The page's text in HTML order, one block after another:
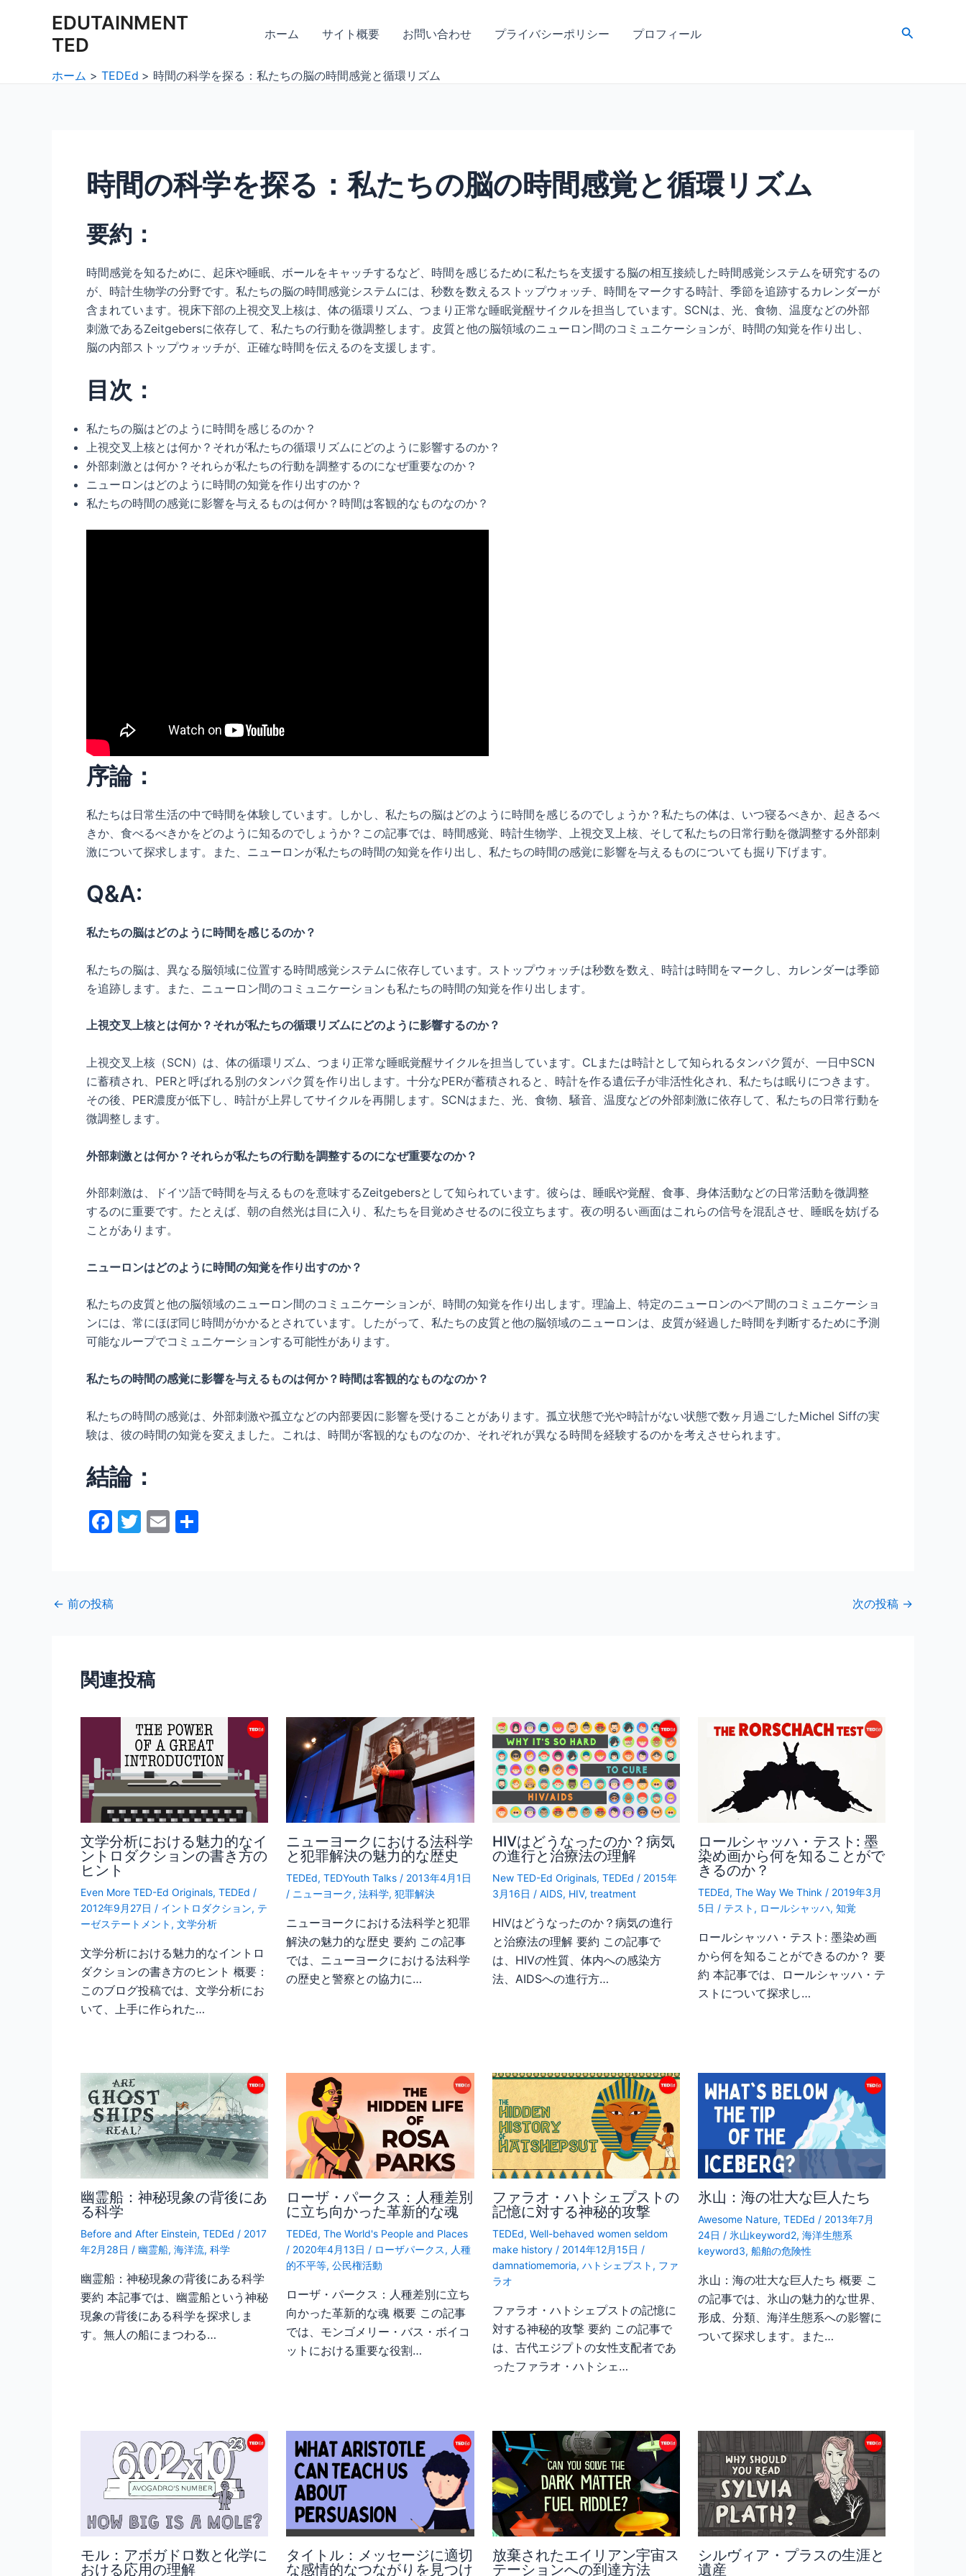
EDUTAINMENT
TED
ホーム サイト概要 お問い合わせ プライバシーポリシー プロフィール
検
ホーム TEDEd 時間の科学を探る：私たちの脳の時間感覚と循環リズム
時間の科学を探る：私たちの脳の時間感覚と循環リズム
要約：
時間感覚を知るために、起床や睡眠、ボールをキャッチするなど、時間を感じるために私たちを支援する脳の相互接続した時間感覚システムを研究するの
が、時計生物学の分野です。私たちの脳の時間感覚システムには、秒数を数えるストップウォッチ、時間をマークする時計、季節を追跡するカレンダーが
含まれています。視床下部の上視交叉上核は、体の循環リズム、つまり正常な睡眠覚醒サイクルを担当しています。SCNは、光、食物、温度などの外部
刺激であるZeitgebersに依存して、私たちの行動を微調整します。皮質と他の脳領域のニューロン間のコミュニケーションが、時間の知覚を作り出し、
脳の内部ストップウォッチが、正確な時間を伝えるのを支援します。
目次：
私たちの脳はどのように時間を感じるのか？
上視交叉上核とは何か？それが私たちの循環リズムにどのように影響するのか？
外部刺激とは何か？それらが私たちの行動を調整するのになぜ重要なのか？
ニューロンはどのように時間の知覚を作り出すのか？
私たちの時間の感覚に影響を与えるものは何か？時間は客観的なものなのか？
序論：
私たちは日常生活の中で時間を体験しています。しかし、私たちの脳はどのように時間を感じるのでしょうか？私たちの体は、いつ寝るべきか、起きるべ
きか、食べるべきかをどのように知るのでしょうか？この記事では、時間感覚、時計生物学、上視交叉上核、そして私たちの日常行動を微調整する外部刺
激について探求します。また、ニューロンが私たちの時間の知覚を作り出し、私たちの時間の感覚に影響を与えるものについても掘り下げます。
Q&A:
私たちの脳はどのように時間を感じるのか？
私たちの脳は、異なる脳領域に位置する時間感覚システムに依存しています。ストップウォッチは秒数を数え、時計は時間をマークし、カレンダーは季節
を追跡します。また、ニューロン間のコミュニケーションも私たちの時間の知覚を作り出します。
上視交叉上核とは何か？それが私たちの循環リズムにどのように影響するのか？
上視交叉上核（SCN）は、体の循環リズム、つまり正常な睡眠覚醒サイクルを担当しています。CLまたは時計として知られるタンパク質が、一日中SCN
に蓄積され、PERと呼ばれる別のタンパク質を作り出します。十分なPERが蓄積されると、時計を作る遺伝子が非活性化され、私たちは眠りにつきます。
その後、PER濃度が低下し、時計が上昇してサイクルを再開します。SCNはまた、光、食物、騒音、温度などの外部刺激に依存して、私たちの日常行動を
微調整します。
外部刺激とは何か？それらが私たちの行動を調整するのになぜ重要なのか？
外部刺激は、ドイツ語で時間を与えるものを意味するZeitgebersとして知られています。彼らは、睡眠や覚醒、食事、身体活動などの日常活動を微調整
するのに重要です。たとえば、朝の自然光は目に入り、私たちを目覚めさせるのに役立ちます。夜の明るい画面はこれらの信号を混乱させ、睡眠を妨げる
ことがあります。
ニューロンはどのように時間の知覚を作り出すのか？
私たちの皮質と他の脳領域のニューロン間のコミュニケーションが、時間の知覚を作り出します。理論上、特定のニューロンのペア間のコミュニケーショ
ンには、常にほぼ同じ時間がかかるとされています。したがって、私たちの皮質と他の脳領域のニューロンは、皮質が経過した時間を判断するために予測
可能なループでコミュニケーションする可能性があります。
私たちの時間の感覚に影響を与えるものは何か？時間は客観的なものなのか？
私たちの時間の感覚は、外部刺激や孤立などの内部要因に影響を受けることがあります。孤立状態で光や時計がない状態で数ヶ月過ごしたMichel Siffの実
験は、彼の時間の知覚を変えました。これは、時間が客観的なものなのか、それぞれが異なる時間を経験するのかを考えさせられます。
結論：
F
b
k
T
E
navigation
← 前の投稿 次の投稿 →
関連投稿
文学分析における魅力的なイ
ントロダクションの書き方の
ヒント
Even More TED-Ed Originals, TEDEd /
2012年9月27日 / イントロダクション, テ
ーゼステートメント , 文学分析
文学分析における魅力的なイントロ
ダクションの書き方のヒント 概要：
このブログ投稿では、文学分析にお
いて、上手に作られた…
ニューヨークにおける法科学
と犯罪解決の魅力的な歴史
TEDEd,TEDYouth Talks / 2013年4月1日
/ ニューヨーク,法科学,犯罪解決
ニューヨークにおける法科学と犯罪
解決の魅力的な歴史 要約 この記事
では、ニューヨークにおける法科学
の歴史と警察との協力に…
HIVはどうなったのか？病気
の進行と治療法の理解
New TED-Ed Originals, TEDEd / 2015年
3月16日 / AIDS, HIV, treatment
HIVはどうなったのか？病気の進行
と治療法の理解 要約 この記事で
は、HIVの性質、体内への感染方
法、AIDSへの進行方…
ロールシャッハ・テスト: 墨
染め画から何を知ることがで
きるのか？
TEDEd, The Way We Think / 2019年3月
5日 / テスト , ロールシャッハ, 知覚
ロールシャッハ・テスト: 墨染め画
から何を知ることができるのか？ 要
約 本記事では、ロールシャッハ・テ
ストについて探求し…
幽霊船：神秘現象の背後にあ
る科学
Before and After Einstein, TEDEd / 2017
年2月28日 / 幽霊船, 海洋流, 科学
幽霊船：神秘現象の背後にある科学
要約 本記事では、幽霊船という神秘
現象の背後にある科学を探求しま
す。無人の船にまつわる…
ローザ・パークス：人種差別
に立ち向かった革新的な魂
TEDEd,The World's People and Places
/ 2020年4月13日 / ローザパークス, 人種
的不平等,公民権活動
ローザ・パークス：人種差別に立ち
向かった革新的な魂 概要 この記事
では、モンゴメリー・バス・ボイコ
ットにおける重要な役割…
ファラオ・ハトシェプストの
記憶に対する神秘的攻撃
TEDEd, Well-behaved women seldom
make history/ 2014年12月15日 /
damnatiomemoria, ハトシェプスト , ファ
ラオ
ファラオ・ハトシェプストの記憶に
対する神秘的攻撃 要約 この記事で
は、古代エジプトの女性支配者であ
ったファラオ・ハトシェ…
氷山：海の壮大な巨人たち
Awesome Nature, TEDEd / 2013年7月
24日 / 氷山keyword2, 海洋生態系
keyword3, 船舶の危険性
氷山：海の壮大な巨人たち 概要 こ
の記事では、氷山の魅力的な世界、
形成、分類、海洋生態系への影響に
ついて探求します。また…
モル：アボガドロ数と化学に
おける応用の理解
タイトル：メッセージに適切
な感情的なつながりを見つけ
放棄されたエイリアン宇宙ス
テーションへの到達方法
シルヴィア・プラスの生涯と
遺産